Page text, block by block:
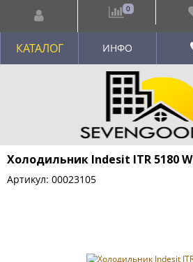
КАТАЛОГ ИНФО
Холодильник Indesit ITR 5180 W
Артикул: 00023105
0